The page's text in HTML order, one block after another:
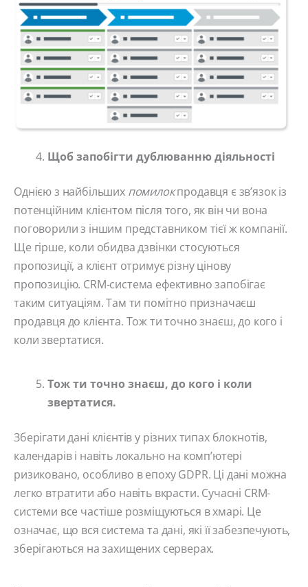
Щоб запобігти дублюванню діяльності
Однією з найбільших помилокпродавця є зв’язок із
потенційним клієнтом після того, як він чи вона
поговорили з іншим представником тієї ж компанії.
Ще гірше, коли обидва дзвінки стосуються
пропозиції, а клієнт отримує різну цінову
пропозицію. CRM-система ефективно запобігає
таким ситуаціям. Там ти помітно призначаєш
продавця до клієнта. Тож ти точно знаєш, до кого і
коли звертатися.
Тож ти точно знаєш, до кого і коли
звертатися.
Зберігати дані клієнтів у різних типах блокнотів,
календарів і навіть локально на комп’ютері
ризиковано, особливо в епоху GDPR. Ці дані можна
легко втратити або навіть вкрасти. Сучасні CRM-
системи все частіше розміщуються в хмарі. Це
означає, що вся система та дані, які її забезпечують,
зберігаються на захищених серверах.